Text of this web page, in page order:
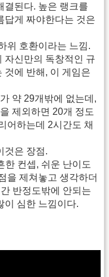
결된다. 높은 랭크를
답게 짜야한다는 것은
위 호환이라는 느낌.
자신만의 독창적인 규
것에 반해, 이 게임은
약 29개밖에 없는데,
제외하면 20개 정도
어하는데 2시간도 채
것은 장점.
한 컨셉, 쉬운 난이도
을 제쳐놓고 생각하더
반정도밖에 안되는
이 심한 느낌이다.